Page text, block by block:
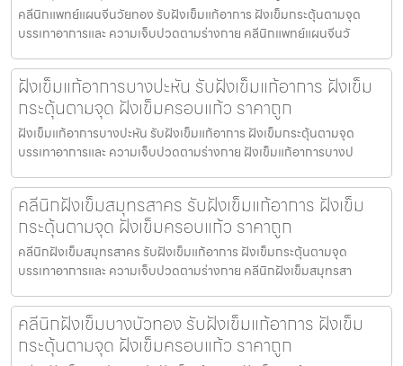
คลีนิกแพทย์แผนจีนวัยทอง รับฝังเข็มแก้อาการ ฝังเข็มกระตุ้นตามจุด
บรรเทาอาการและ ความเจ็บปวดตามร่างกาย คลีนิกแพทย์แผนจีนวั
ฝังเข็มแก้อาการบางปะหัน รับฝังเข็มแก้อาการ ฝังเข็ม
กระตุ้นตามจุด ฝังเข็มครอบแก้ว ราคาถูก
ฝังเข็มแก้อาการบางปะหัน รับฝังเข็มแก้อาการ ฝังเข็มกระตุ้นตามจุด
บรรเทาอาการและ ความเจ็บปวดตามร่างกาย ฝังเข็มแก้อาการบางป
คลีนิกฝังเข็มสมุทรสาคร รับฝังเข็มแก้อาการ ฝังเข็ม
กระตุ้นตามจุด ฝังเข็มครอบแก้ว ราคาถูก
คลีนิกฝังเข็มสมุทรสาคร รับฝังเข็มแก้อาการ ฝังเข็มกระตุ้นตามจุด
บรรเทาอาการและ ความเจ็บปวดตามร่างกาย คลีนิกฝังเข็มสมุทรสา
คลีนิกฝังเข็มบางบัวทอง รับฝังเข็มแก้อาการ ฝังเข็ม
กระตุ้นตามจุด ฝังเข็มครอบแก้ว ราคาถูก